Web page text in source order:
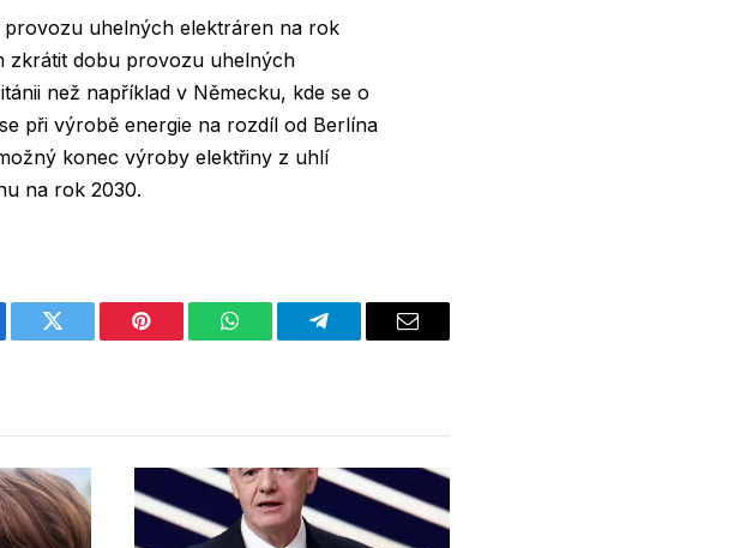
uhelných elektráren na rok
zkrátit dobu provozu uhelných
než například v Německu, kde se o
při výrobě energie na rozdíl od Berlína
konec výroby elektřiny z uhlí
na rok 2030.
Twitter Pinterest WhatsAppTelegram Email